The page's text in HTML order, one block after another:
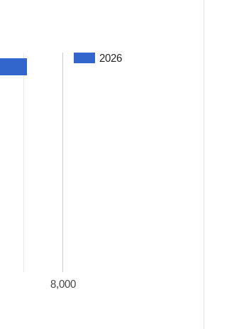
2026
8,000